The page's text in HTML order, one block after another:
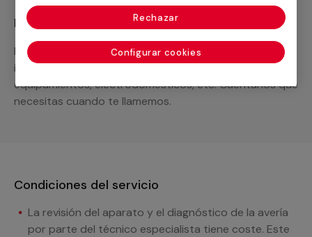
Recuerda que en MULTIMAP
Podemos ofrecer cualquier servicio a medida
incluyendo todo lo que necesites: materiales,
equipamientos, electrodomésticos, etc. Cuéntanos que
necesitas cuando te llamemos.
Condiciones del servicio
La revisión del aparato y el diagnóstico de la avería
por parte del técnico especialista tiene coste. Este
Configurar cookies
Rechazar